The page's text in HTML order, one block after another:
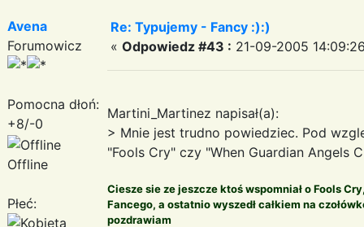
Avena
Forumowicz
Pomocna dłoń:
+8/-0
Offline
Płeć:
Re: Typujemy - Fancy :):)
« Odpowiedz #43 : 21-09-2005
Martini_Martinez napisał(a):
> Mnie jest trudno powiedziec. Pod
"Fools Cry" czy "When Guardian Angels
Ciesze sie ze jeszcze ktoś wspomniał o Fools
Fancego, a ostatnio wyszedł całkiem na
pozdrawiam